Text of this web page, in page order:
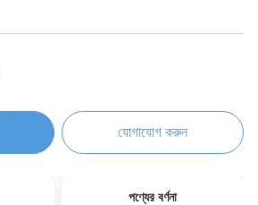
যোগাযোগ করুন
পণ্যের বর্ণনা